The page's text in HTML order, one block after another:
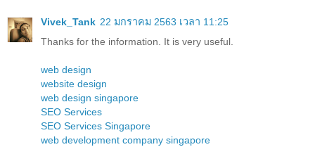
Vivek_Tank 22 มกราคม 2563 เวลา 11:25
Thanks for the information. It is very useful.
web design
website design
web design singapore
SEO Services
SEO Services Singapore
web development company singapore